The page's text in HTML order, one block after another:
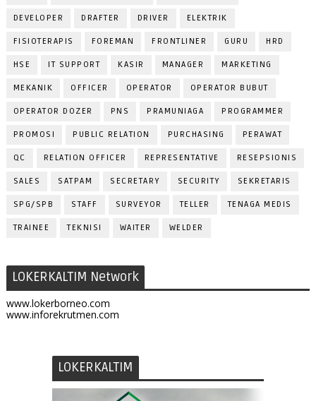
DEVELOPER DRAFTER DRIVER ELEKTRIK
FISIOTERAPIS FOREMAN FRONTLINER GURU HRD
HSE IT SUPPORT KASIR MANAGER MARKETING
MEKANIK OFFICER OPERATOR OPERATOR BUBUT
OPERATOR DOZER PNS PRAMUNIAGA PROGRAMMER
PROMOSI PUBLIC RELATION PURCHASING PERAWAT
QC RELATION OFFICER REPRESENTATIVE RESEPSIONIS
SALES SATPAM SECRETARY SECURITY SEKRETARIS
SPG/SPB STAFF SURVEYOR TELLER TENAGA MEDIS
TRAINEE TEKNISI WAITER WELDER
LOKERKALTIM Network
www.lokerborneo.com
www.inforekrutmen.com
LOKERKALTIM